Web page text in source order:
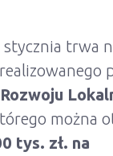
stycznia trwa
można
tys. zł. na